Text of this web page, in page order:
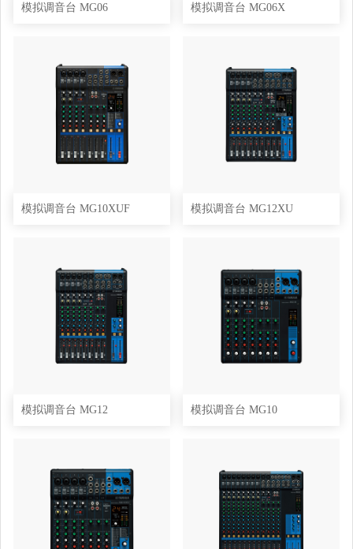
模拟调音台 MG06 模拟调音台 MG06X
模拟调音台 MG10XUF 模拟调音台 MG12XU
模拟调音台 MG12 模拟调音台 MG10